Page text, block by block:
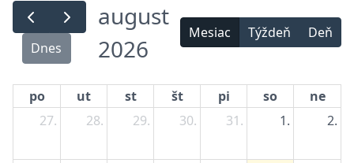
Dnes
august
2026
Mesiac Týždeň Deň
po ut st št pi so
ne
27.
28. 29. 30. 31. 1. 2.